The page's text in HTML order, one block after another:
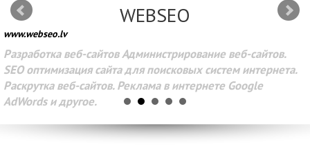
WEBSEO
www.webseo.lv
Разработка веб-сайтов Администрирование веб-сайтов.
SEO оптимизация сайта для поисковых систем интернета.
Раскрутка веб-сайтов. Реклама в интернете Google
AdWords и другое.